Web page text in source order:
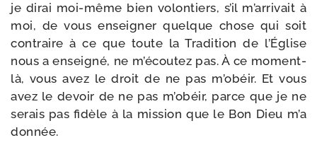
je dirai moi-​même bien volon­tiers, s’il m’arrivait à
moi, de vous ensei­gner quelque chose qui soit
contraire à ce que toute la Tradition de l’Église
nous a ensei­gné, ne m’écoutez pas. À ce moment-​
là, vous avez le droit de ne pas m’obéir. Et vous
avez le devoir de ne pas m’obéir, parce que je ne
serais pas fidèle à la mis­sion que le Bon Dieu m’a
donnée.